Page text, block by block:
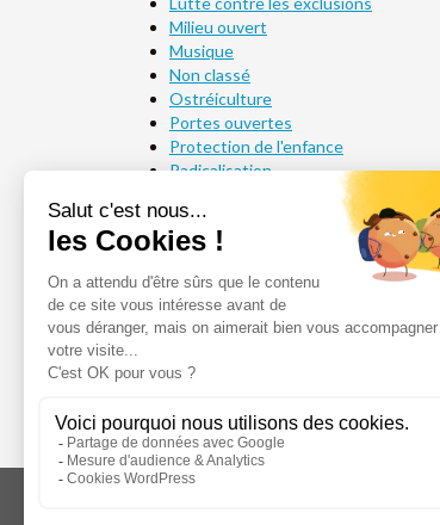
Milieu ouvert
Musique
Non classé
Ostréiculture
Portes ouvertes
Protection de l'enfance
Radicalisation
Solidarité
Sport
MÉTA
Flux des publications
Site de WordPress-FR